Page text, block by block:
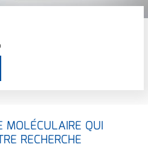
MOLÉCULAIRE QUI
RECHERCHE